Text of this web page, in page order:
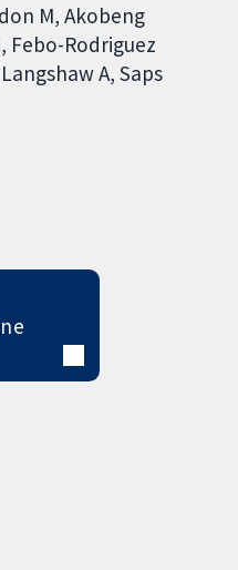
M Akobeng
Febo-Rodriguez
Langshaw A Saps